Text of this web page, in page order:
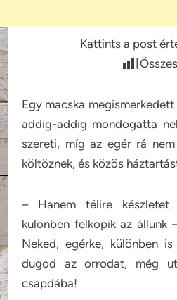
Kattints a post
Egy macska
addig-addig mondogatta
szereti, míg az egér rá
költöznek, és közös
– Hanem télire készletet
különben felkopik az állunk
Neked, egérke, különben
dugod az orrodat, még
csapdába!